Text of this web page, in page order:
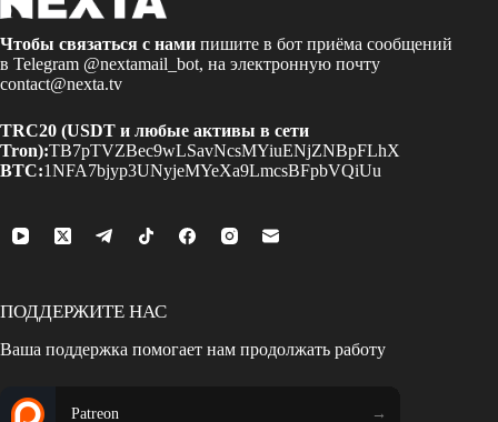
Чтобы связаться с нами пишите в бот приёма сообщений
в Telegram @nextamail_bot, на электронную почту
contact@nexta.tv
TRC20 (USDT и любые активы в сети
Tron):TB7pTVZBec9wLSavNcsMYiuENjZNBpFLhX
BTC:1NFA7bjyp3UNyjeMYeXa9LmcsBFpbVQiUu
ПОДДЕРЖИТЕ НАС
Ваша поддержка помогает нам продолжать работу
Patreon